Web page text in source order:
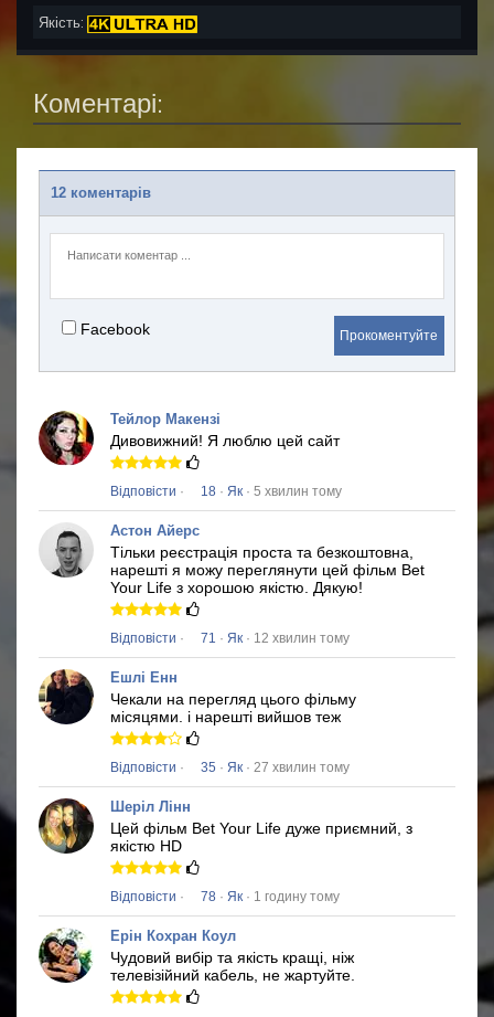
Якість:
Коментарі:
12 коментарів
Facebook Прокоментуйте
Тейлор Макензі
Дивовижний! Я люблю цей сайт
Відповісти · 18 · Як · 5 хвилин тому
Астон Айерс
Тільки реєстрація проста та безкоштовна,
нарешті я можу переглянути цей фільм Bet
Your Life з хорошою якістю. Дякую!
Відповісти · 71 · Як · 12 хвилин тому
Ешлі Енн
Чекали на перегляд цього фільму
місяцями. і нарешті вийшов теж
Відповісти · 35 · Як · 27 хвилин тому
Шеріл Лінн
Цей фільм Bet Your Life дуже приємний, з
якістю HD
Відповісти · 78 · Як · 1 годину тому
Ерін Кохран Коул
Чудовий вибір та якість кращі, ніж
телевізійний кабель, не жартуйте.